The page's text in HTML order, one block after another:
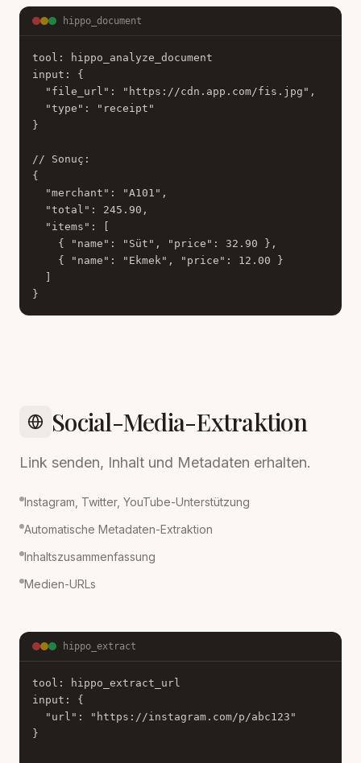
hippo_document
tool: hippo_analyze_document
input: {
  "file_url": "https://cdn.app.com/fis.jpg",
  "type": "receipt"
}
// Sonuç:
{
  "merchant": "A101",
  "total": 245.90,
  "items": [
    { "name": "Süt", "price": 32.90 },
    { "name": "Ekmek", "price": 12.00 }
}
Social-Media-Extraktion
Link senden, Inhalt und Metadaten erhalten.
Instagram, Twitter, YouTube-Unterstützung
Automatische Metadaten-Extraktion
Inhaltszusammenfassung
Medien-URLs
hippo_extract
tool: hippo_extract_url
input: {
  "url": "https://instagram.com/p/abc123"
}